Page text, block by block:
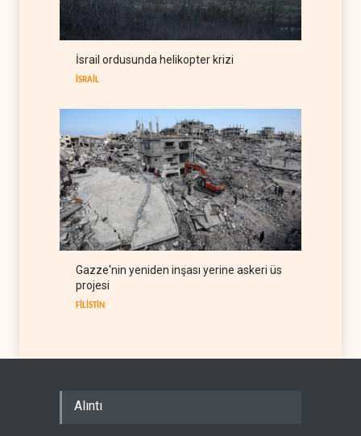
BATI YARIM KÜRE 06 Ağustos 2026
Hürmüz Boğazı için geçiş
İsrail ordusunda helikopter krizi
İSRAİL
Gazze'nin yeniden inşası yerine askeri üs
projesi
FİLİSTİN
Alıntı